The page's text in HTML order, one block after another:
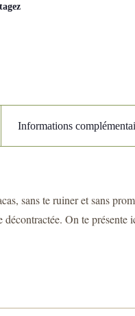
Informations
sans te ruiner et sans
On te